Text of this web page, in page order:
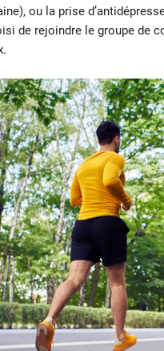
ou la prise
de rejoindre le groupe de